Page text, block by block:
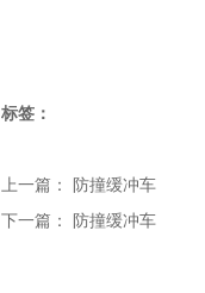
标签：
上一篇：
防撞缓冲车
下一篇：
防撞缓冲车